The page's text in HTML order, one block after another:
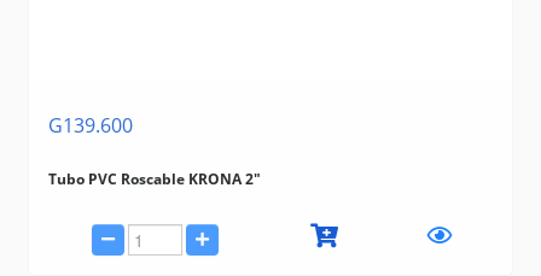
G139.600
Tubo PVC Roscable KRONA 2"